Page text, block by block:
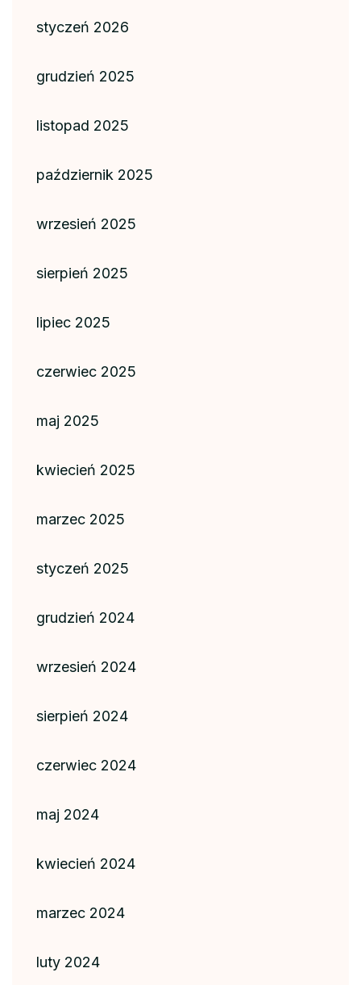
styczeń 2026
grudzień 2025
listopad 2025
październik 2025
wrzesień 2025
sierpień 2025
lipiec 2025
czerwiec 2025
maj 2025
kwiecień 2025
marzec 2025
styczeń 2025
grudzień 2024
wrzesień 2024
sierpień 2024
czerwiec 2024
maj 2024
kwiecień 2024
marzec 2024
luty 2024